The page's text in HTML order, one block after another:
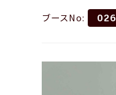
ブースNo: 026